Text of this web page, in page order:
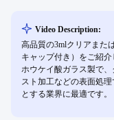
Video Description:
高品質の3mlクリアまた
キャップ付き）をご紹
ホウケイ酸ガラス製で
スト加工などの表面処
とする業界に最適です。